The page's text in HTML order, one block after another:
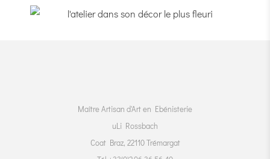
Maître Artisan d'Art en Ebénisterie
uLi Rossbach
Coat Braz, 22110 Trémargat